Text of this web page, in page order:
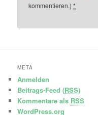
kommentieren.)*
META
Anmelden
Beitrags-Feed (RSS)
Kommentare als RSS
WordPress.org